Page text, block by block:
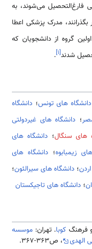
می‌شوند، به
مدرک پزشکی اعطا
می‌شود. در تاریخ ۲۰ آگوست سال ۲۰۰۵ اولین گروه از دانشجویان که
[۱]
.
دانشگاه های تونس؛ دانشگاه
؛ دانشگاه های غیردولتی
های سنگال؛ دانشگاه های
زیمبابوه؛ دانشگاه های
؛ دانشگاه های سیرالئون؛
؛ دانشگاه های تاجیکستان
کوبا. تهران: موسسه
الهدی
، ص363-367.